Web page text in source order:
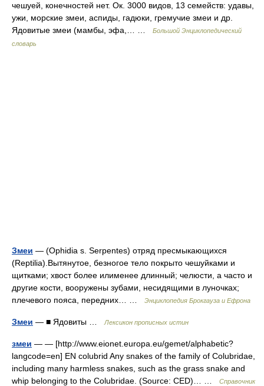
чешуей, конечностей нет. Ок. 3000 видов, 13 семейств: удавы,
ужи, морские змеи, аспиды, гадюки, гремучие змеи и др.
Ядовитые змеи (мамбы, эфа,… …
Большой Энциклопедический
словарь
Змеи — (Ophidia s. Serpentes) отряд пресмыкающихся
(Reptilia).Вытянутое, безногое тело покрыто чешуйками и
щитками; хвост более илименее длинный; челюсти, а часто и
другие кости, вооружены зубами, несидящими в луночках;
плечевого пояса, передних… …
Энциклопедия Брокгауза и Ефрона
Змеи — ■ Ядовиты … Лексикон прописных истин
змеи — — [http://www.eionet.europa.eu/gemet/alphabetic?
langcode=en] EN colubrid Any snakes of the family of Colubridae,
including many harmless snakes, such as the grass snake and
whip belonging to the Colubridae. (Source: CED)… …
Справочник